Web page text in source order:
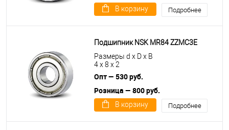
В корзину Подробнее
Подшипник NSK MR84 ZZMC3E
Размеры d x D x B
4 x 8 x 2
Опт — 530 руб.
Розница — 800 руб.
В корзину Подробнее